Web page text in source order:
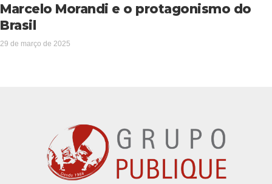
Marcelo Morandi e o protagonismo do
Brasil
29 de março de 2025